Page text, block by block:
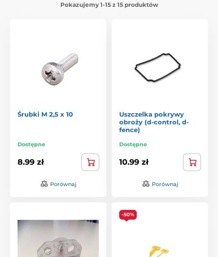
Pokazujemy 1-15 z 15 produktów
Śrubki M 2,5 x 10
Dostępne
8.99 zł
Porównaj
Uszczelka pokrywy
obroży (d-control, d-
fence)
Dostępne
10.99 zł
Porównaj
-50%